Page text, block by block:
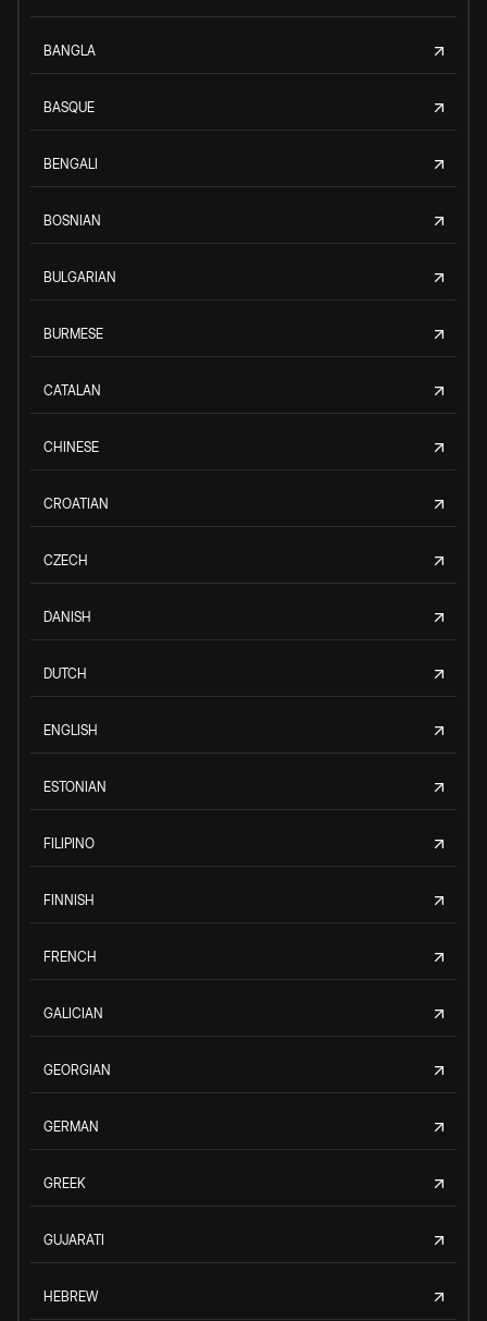
BANGLA
BASQUE
BENGALI
BOSNIAN
BULGARIAN
BURMESE
CATALAN
CHINESE
CROATIAN
CZECH
DANISH
DUTCH
ENGLISH
ESTONIAN
FILIPINO
FINNISH
FRENCH
GALICIAN
GEORGIAN
GERMAN
GREEK
GUJARATI
HEBREW